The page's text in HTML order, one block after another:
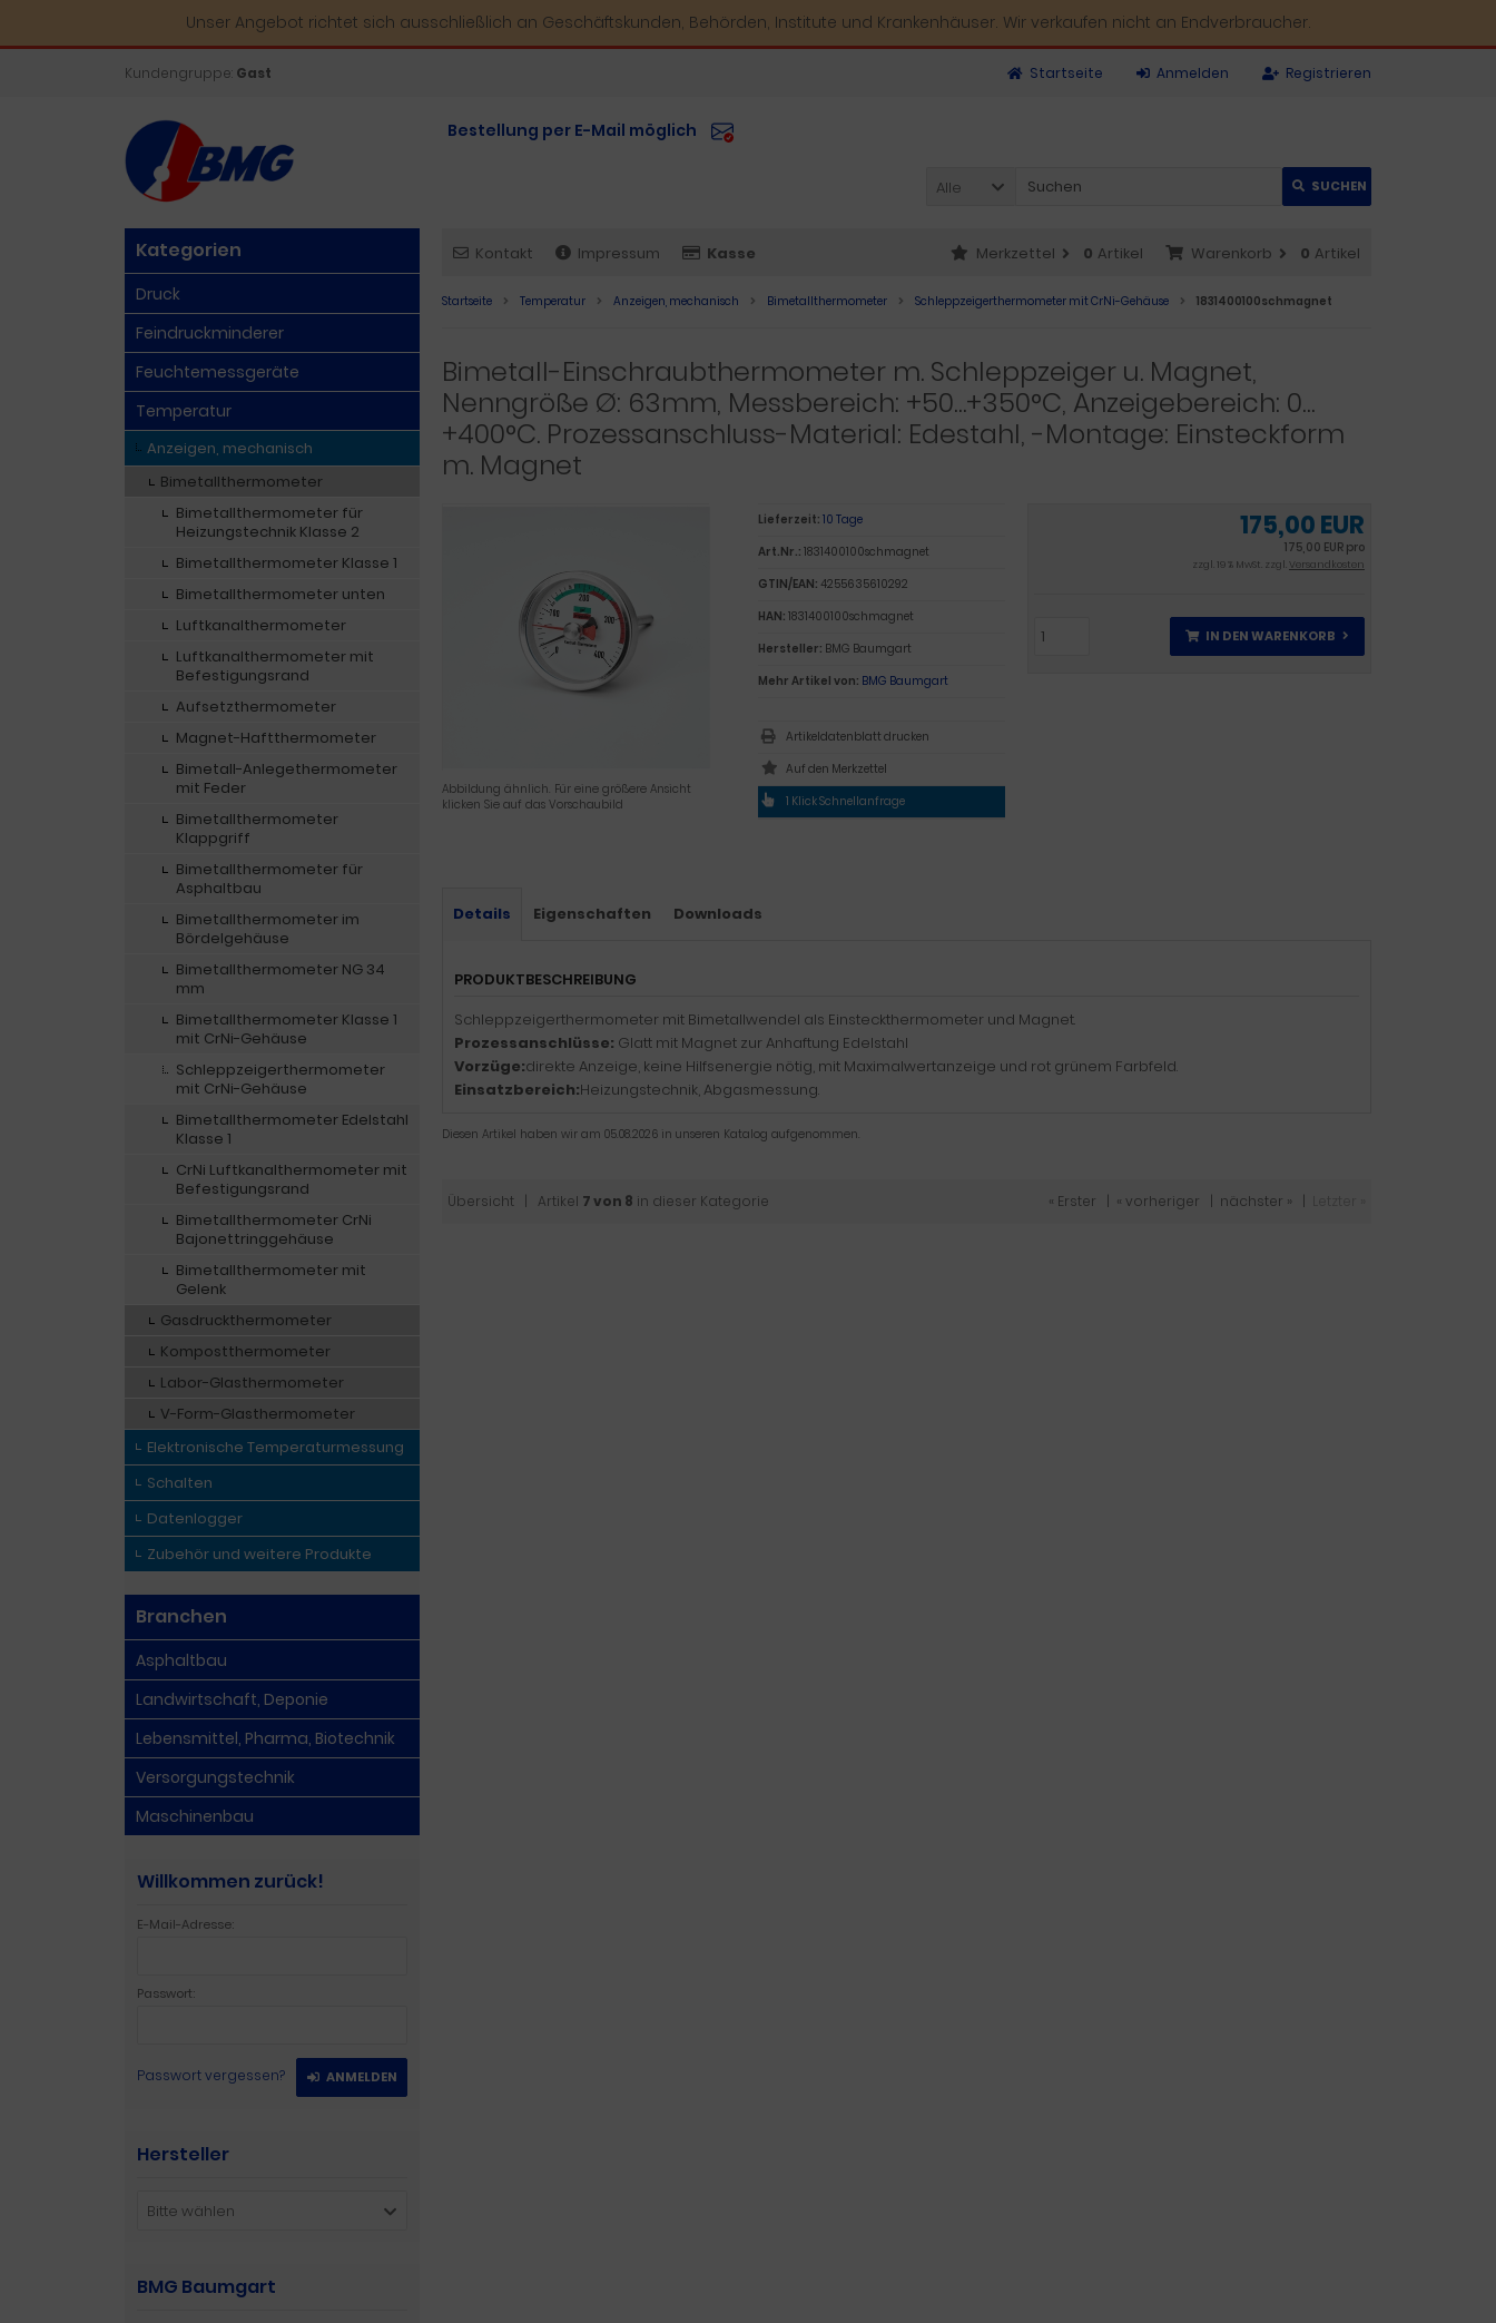
Unser Angebot richtet sich ausschließlich an Geschäftskunden, Behörden, Institute und Krankenhäuser. Wir verkaufen nicht an Endverbraucher.
Kundengruppe: Gast Registrieren
Anmelden
Startseite
Bestellung per E-Mail möglich
Alle SUCHEN
Kontakt Impressum Kasse Warenkorb 0 Artikel
Merkzettel 0 Artikel
Startseite Temperatur Anzeigen, mechanisch Bimetallthermometer Schleppzeigerthermometer mit CrNi-Gehäuse 1831400100schmagnet
Bimetall-Einschraubthermometer m. Schleppzeiger u. Magnet,
Nenngröße Ø: 63mm, Messbereich: +50…+350°C, Anzeigebereich: 0…
+400°C. Prozessanschluss-Material: Edestahl, -Montage: Einsteckform
m. Magnet
Abbildung ähnlich. Für eine größere Ansicht
klicken Sie auf das Vorschaubild
175,00 EUR
175,00 EUR pro
zzgl. 19 % MwSt. zzgl.Versandkosten
IN DEN WARENKORB
Lieferzeit: 10 Tage
Art.Nr.: 1831400100schmagnet
GTIN/EAN: 4255635610292
HAN: 1831400100schmagnet
Hersteller: BMG Baumgart
Mehr Artikel von: BMG Baumgart
Artikeldatenblatt drucken
1 Klick Schnellanfrage
Details Eigenschaften Downloads
PRODUKTBESCHREIBUNG
Schleppzeigerthermometer mit Bimetallwendel als Einsteckthermometer und Magnet.
Prozessanschlüsse: Glatt mit Magnet zur Anhaftung Edelstahl
Vorzüge:direkte Anzeige, keine Hilfsenergie nötig, mit Maximalwertanzeige und rot grünem Farbfeld.
Einsatzbereich:Heizungstechnik, Abgasmessung.
Diesen Artikel haben wir am 05.08.2026 in unseren Katalog aufgenommen.
Übersicht | Artikel 7 von 8 in dieser Kategorie « Erster « vorheriger nächster »
Kategorien
Druck
Feindruckminderer
Feuchtemessgeräte
Temperatur
Anzeigen, mechanisch
Bimetallthermometer
Bimetallthermometer für
Heizungstechnik Klasse 2
Bimetallthermometer Klasse 1
Bimetallthermometer unten
Luftkanalthermometer
Luftkanalthermometer mit
Befestigungsrand
Aufsetzthermometer
Magnet-Haftthermometer
Bimetall-Anlegethermometer
mit Feder
Bimetallthermometer
Klappgriff
Bimetallthermometer für
Asphaltbau
Bimetallthermometer im
Bördelgehäuse
Bimetallthermometer NG 34
mm
Bimetallthermometer Klasse 1
mit CrNi-Gehäuse
Schleppzeigerthermometer
mit CrNi-Gehäuse
Bimetallthermometer Edelstahl
Klasse 1
CrNi Luftkanalthermometer mit
Befestigungsrand
Bimetallthermometer CrNi
Bajonettringgehäuse
Bimetallthermometer mit
Gelenk
Gasdruckthermometer
Kompostthermometer
Labor-Glasthermometer
V-Form-Glasthermometer
Elektronische Temperaturmessung
Schalten
Datenlogger
Zubehör und weitere Produkte
Branchen
Asphaltbau
Landwirtschaft, Deponie
Lebensmittel, Pharma, Biotechnik
Versorgungstechnik
Maschinenbau
Willkommen zurück!
E-Mail-Adresse:
Passwort:
Passwort vergessen? ANMELDEN
Hersteller
Bitte wählen
BMG Baumgart